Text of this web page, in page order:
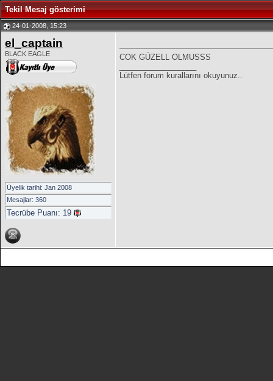
Tekil Mesaj gösterimi
24-01-2008, 15:23
el_captain
BLACK EAGLE
Üyelik tarihi: Jan 2008
Mesajlar: 360
Tecrübe Puanı: 19
COK GÜZELL OLMUSSS
Lütfen forum kurallarını okuyunuz..